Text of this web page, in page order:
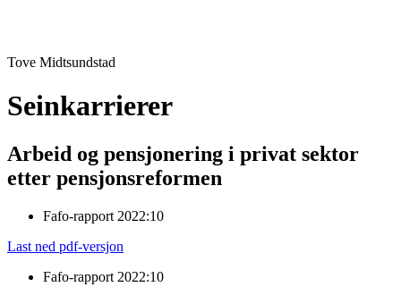
Tove Midtsundstad
Seinkarrierer
Arbeid og pensjonering i privat sektor
etter pensjonsreformen
Fafo-rapport 2022:10
Last ned pdf-versjon
Fafo-rapport 2022:10